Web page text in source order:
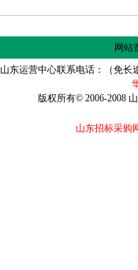
网站
山东运营中心联系电话：（免长
版权所有© 2006-2008
山东招标采购